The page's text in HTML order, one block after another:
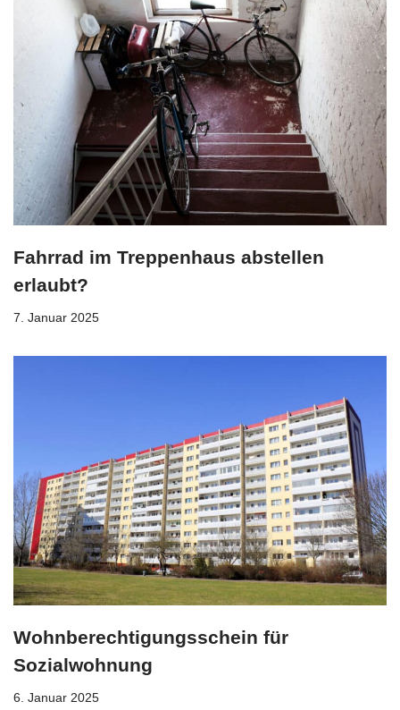
Fahrrad im Treppenhaus abstellen
erlaubt?
7. Januar 2025
Wohnberechtigungsschein für
Sozialwohnung
6. Januar 2025